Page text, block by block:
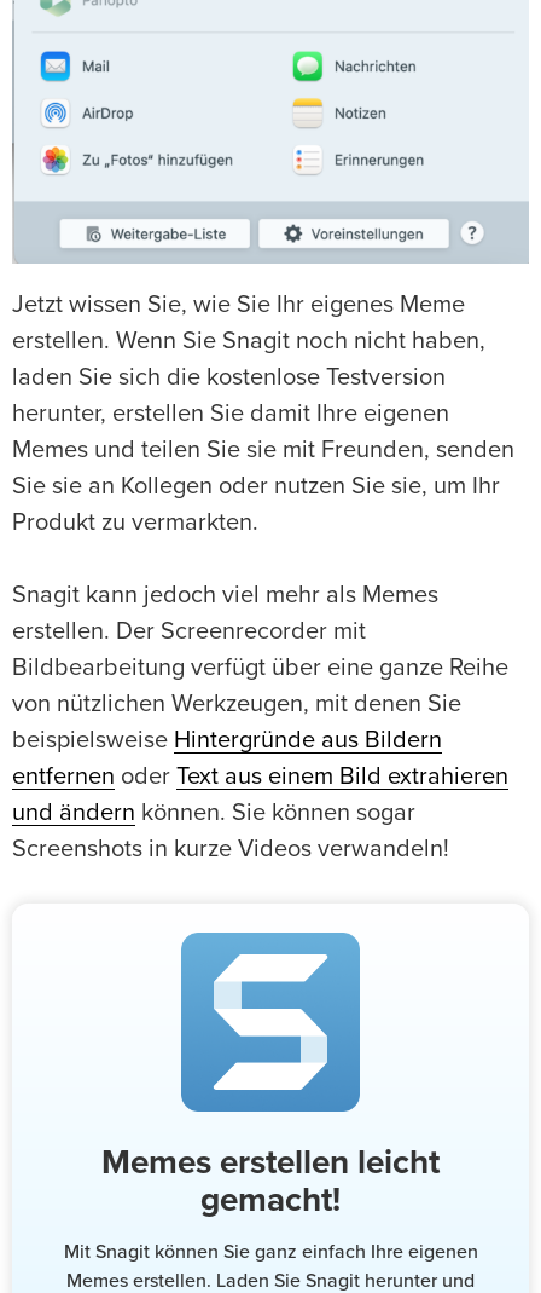
Jetzt wissen Sie, wie Sie Ihr eigenes Meme
erstellen. Wenn Sie Snagit noch nicht haben,
laden Sie sich die kostenlose Testversion
herunter, erstellen Sie damit Ihre eigenen
Memes und teilen Sie sie mit Freunden, senden
Sie sie an Kollegen oder nutzen Sie sie, um Ihr
Produkt zu vermarkten.
Snagit kann jedoch viel mehr als Memes
erstellen. Der Screenrecorder mit
Bildbearbeitung verfügt über eine ganze Reihe
von nützlichen Werkzeugen, mit denen Sie
beispielsweise Hintergründe aus Bildern
entfernen oder Text aus einem Bild extrahieren
und ändern können. Sie können sogar
Screenshots in kurze Videos verwandeln!
Memes erstellen leicht
gemacht!
Mit Snagit können Sie ganz einfach Ihre eigenen
Memes erstellen. Laden Sie Snagit herunter und